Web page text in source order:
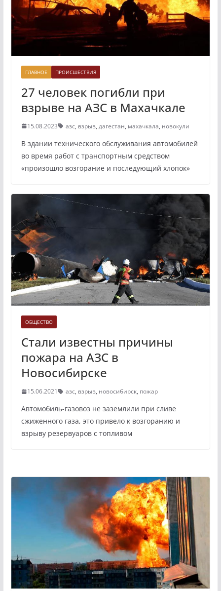
ГЛАВНОЕ ПРОИСШЕСТВИЯ
27 человек погибли при
взрыве на АЗС в Махачкале
15.08.2023 азс, взрыв, дагестан, махачкала, новокули
В здании технического обслуживания автомобилей
во время работ с транспортным средством
«произошло возгорание и последующий хлопок»
ОБЩЕСТВО
Стали известны причины
пожара на АЗС в
Новосибирске
15.06.2021 азс, взрыв, новосибирск, пожар
Автомобиль-газовоз не заземлили при сливе
сжиженного газа, это привело к возгоранию и
взрыву резервуаров с топливом